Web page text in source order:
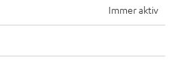
Immer aktiv